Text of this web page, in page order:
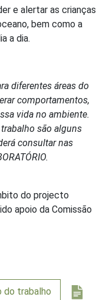
e alertar as crianças
bem como a
a dia.
diferentes áreas do
comportamentos,
vida no ambiente.
são alguns
consultar nas
do projecto
apoio da Comissão
do trabalho